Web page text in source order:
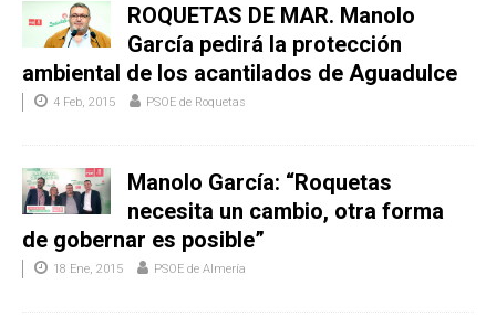
ROQUETAS DE MAR. Manolo
García pedirá la protección
ambiental de los acantilados de Aguadulce
4 Feb, 2015 PSOE de Roquetas
Manolo García: “Roquetas
necesita un cambio, otra forma
de gobernar es posible”
18 Ene, 2015 PSOE de Almería